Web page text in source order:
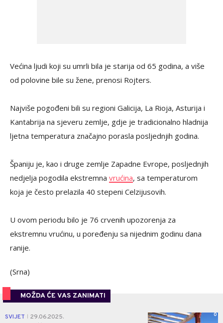
Većina ljudi koji su umrli bila je starija od 65 godina, a više
od polovine bile su žene, prenosi Rojters.
Najviše pogođeni bili su regioni Galicija, La Rioja, Asturija i
Kantabrija na sjeveru zemlje, gdje je tradicionalno hladnija
ljetna temperatura značajno porasla posljednjih godina.
Španiju je, kao i druge zemlje Zapadne Evrope, posljednjih
nedjelja pogodila ekstremna vrućina, sa temperaturom
koja je često prelazila 40 stepeni Celzijusovih.
U ovom periodu bilo je 76 crvenih upozorenja za
ekstremnu vrućinu, u poređenju sa nijednim godinu dana
ranije.
(Srna)
MOŽDA ĆE VAS ZANIMATI
SVIJET 29.06.2025. 0